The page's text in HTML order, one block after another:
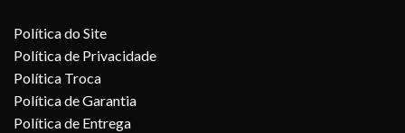
Política do Site
Política de Privacidade
Política Troca
Política de Garantia
Política de Entrega